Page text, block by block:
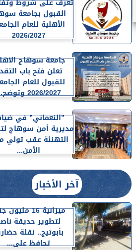
تعرف على شروط
القبول بجامعة
الأهلية للعام
2026/2027
جامعة سوهاج
تعلن فتح باب
للقبول للعام
2026/2027 وتوضح...
”النعماني” في
مديرية أمن سوهاج
التهنئة عقب تولي
الأمن...
آخر الأخبار
ميزانية 16
لتطوير حديقة
بأبوتيج.. نقلة
تحافظ على...